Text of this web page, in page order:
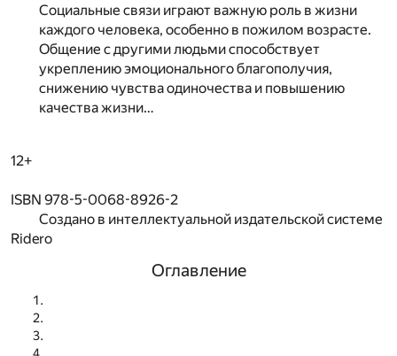
Социальные связи играют важную роль в жизни
каждого человека, особенно в пожилом возрасте.
Общение с другими людьми способствует
укреплению эмоционального благополучия,
снижению чувства одиночества и повышению
качества жизни…
12+
ISBN 978-5-0068-8926-2
Создано в интеллектуальной издательской системе
Ridero
Оглавление